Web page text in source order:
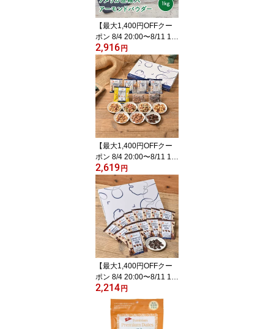
ラノーラ ヨーグルト
【最大1,400円OFFクー
ポン 8/4 20:00〜8/11 1:5
9】 【公式】【送料込】
産地直輸入!アーモンドプ
ードル ゴールド 1kg ( ア
メリカ産 皮なし 宅配便
配送 ) アーモンドパウダ
ー 低糖質 製菓材料 お菓
子作り パン作り ロカボ
製菓 製パン 材料 家飲み
2,916 円
【最大1,400円OFFクー
ポン 8/4 20:00〜8/11 1:5
9】 【公式】【リニュー
アル】【ゆうパケット 送
料無料】デルタのナッツ
アソート ロカボナッツ 7
種類×2袋入り 個包装 ミ
ックスナッツ nutsberry
ナッツベリー
2,619 円
【最大1,400円OFFクー
ポン 8/4 20:00〜8/11 1:5
9】 【公式】【送料無
料】ロカボナッツチョコ
レート 16g×14袋 チョ
コレートが新しくなりま
2,214 円